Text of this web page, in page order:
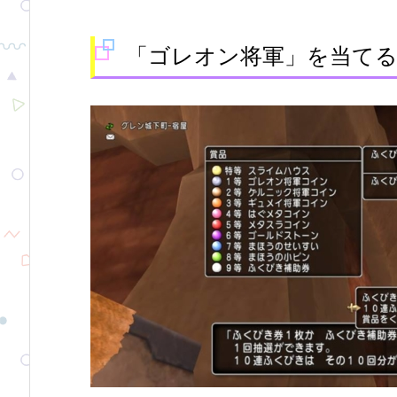
「ゴレオン将軍」を当て